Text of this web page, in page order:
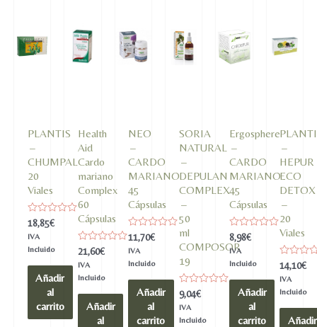
PLANTIS
–
CHUMPAL
20
Viales
Valorado
0
de
18,85€
IVA
Incluido
Añadir
al
carrito
Health
Aid
Cardo
mariano
Complex
60
Cápsulas
Valorado
0
de
21,60€
IVA
Incluido
Añadir
al
NEO
–
CARDO
MARIANO
45
Cápsulas
Valorado
0
de
11,70€
IVA
Incluido
Añadir
al
carrito
SORIA
NATURAL
–
DEPULAN
COMPLEX
–
50
ml
COMPOSOR
19
Valorado
en
0
de
9,04€
IVA
Incluido
Ergosphere
–
CARDO
MARIANO
45
Cápsulas
Valorado
en
0
de
8,98€
IVA
Incluido
Añadir
al
carrito
–
HEPUR
ECO
DETOX
–
20
Viales
Valorado
en
0
de
14,10€
IVA
Incluido
Añadir